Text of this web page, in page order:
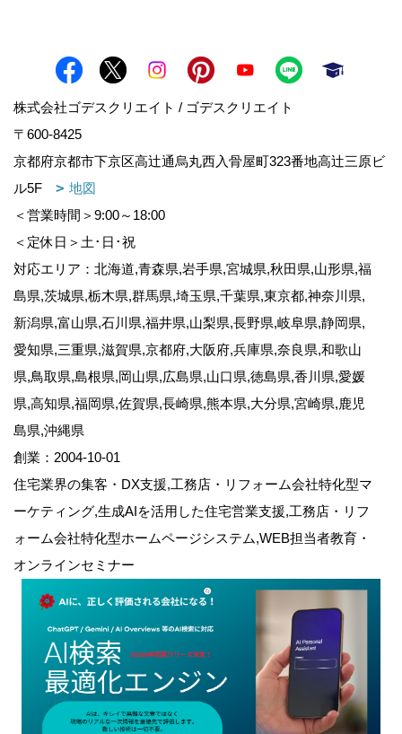
株式会社ゴデスクリエイト / ゴデスクリエイト
〒600-8425
京都府京都市下京区高辻通烏丸西入骨屋町323番地高辻三原ビ
ル5F
地図
＜営業時間＞9:00～18:00
＜定休日＞土･日･祝
対応エリア：北海道,青森県,岩手県,宮城県,秋田県,山形県,福
島県,茨城県,栃木県,群馬県,埼玉県,千葉県,東京都,神奈川県,
新潟県,富山県,石川県,福井県,山梨県,長野県,岐阜県,静岡県,
愛知県,三重県,滋賀県,京都府,大阪府,兵庫県,奈良県,和歌山
県,鳥取県,島根県,岡山県,広島県,山口県,徳島県,香川県,愛媛
県,高知県,福岡県,佐賀県,長崎県,熊本県,大分県,宮崎県,鹿児
島県,沖縄県
創業：2004-10-01
住宅業界の集客・DX支援,工務店・リフォーム会社特化型マ
ーケティング,生成AIを活用した住宅営業支援,工務店・リフ
ォーム会社特化型ホームページシステム,WEB担当者教育・
オンラインセミナー